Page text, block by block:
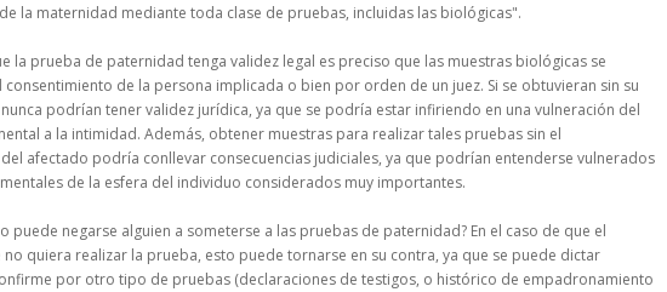
la maternidad mediante toda clase de pruebas, incluidas las biológicas".
de paternidad tenga validez legal es preciso que las muestras biológicas se
consentimiento de la persona implicada o bien por orden de un juez. Si se obtuvieran sin su
podrían tener validez jurídica, ya que se podría estar infiriendo en una vulneración del
a la intimidad. Además, obtener muestras para realizar tales pruebas sin el
afectado podría conllevar consecuencias judiciales, ya que podrían entenderse vulnerados
de la esfera del individuo considerados muy importantes.
negarse alguien a someterse a las pruebas de paternidad? En el caso de que el
quiera realizar la prueba, esto puede tornarse en su contra, ya que se puede dictar
por otro tipo de pruebas (declaraciones de testigos, o histórico de empadronamiento